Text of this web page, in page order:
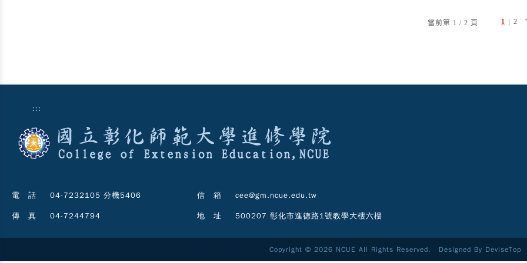
當前第 1 / 2 頁 1 | 2
:::
電 話 04-7232105 分機5406 信 箱 cee@gm.ncue.edu.tw
傳 真 04-7244794 地 址 500207 彰化市進德路1號教學大樓六樓
Copyright © 2026 NCUE All Rights Reserved. Designed By DeviseTop